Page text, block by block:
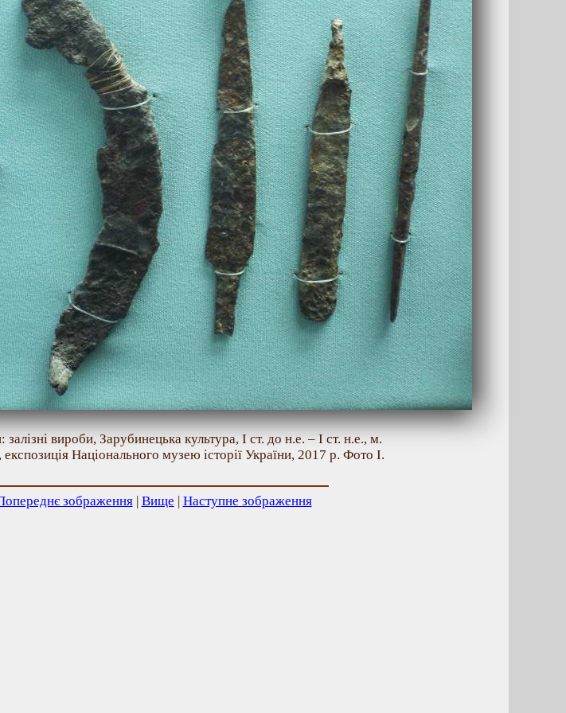
вироби, Зарубинецька культура, І ст. до н.е. – І ст. н.е., м.
Національного музею історії України, 2017 р. Фото І.
зображення| Вище | Наступне зображення